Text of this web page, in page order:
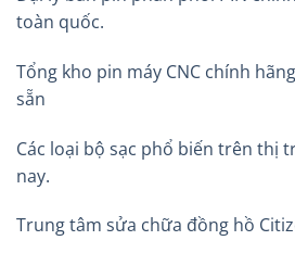
toàn quốc.
Tổng kho pin máy CNC chính
sẵn
Các loại bộ sạc phổ biến trên thị
nay.
Trung tâm sửa chữa đồng hồ